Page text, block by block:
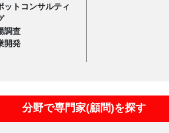
ットコンサルティ
調査
開発
分野で専門家(顧問)を探す